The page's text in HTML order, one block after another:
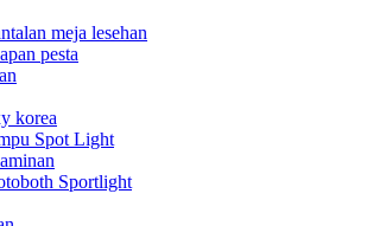
meja lesehan
pesta
korea
Spot Light
Sportlight